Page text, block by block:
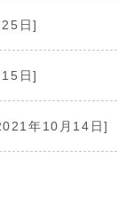
日]
日]
年10月14日]